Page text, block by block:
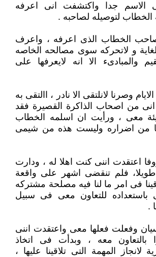
الاسم جدا واكتشفت انى اعرفه
الخطاب لتوصيله لصاحبه .
الخطاب الذى اعرفه ، واعرف
و لاتحركه سوى مصالحه الخاصه
والمبادىء الا انه لايعرفها على
وصرنا لانلتقى الا نادر ، االتقى به
من اصحاب الذاكرة القصيرة فقد
معى ، ورأيت ان اسلمه الخطاب
من اضراره وليست هذه من شيمى
اعتقدت اننى كنت اهلا له ، ودارت
طويلا، فلم تنقضى اشهر على واقعة
فى امر ما لنا فيه مصلحة مشتركه
للتعاون معى فى سبيل
.
وفعلت فعلها معى واعتقدت اننى
معه ، وبدأت فى اتخاذ
لانجاز المهمة التى تلاقينا عليها ،